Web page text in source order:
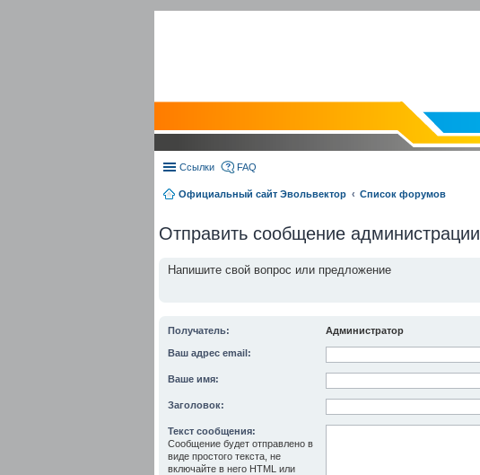
Ссылки FAQ
Официальный сайт Эвольвектор Список форумов
Отправить сообщение администрации
Напишите свой вопрос или предложение
Получатель: Администратор
Ваш адрес email:
Ваше имя:
Заголовок:
Текст сообщения:
Сообщение будет отправлено в
виде простого текста, не
включайте в него HTML или